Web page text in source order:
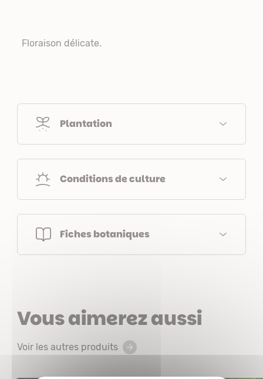
Floraison délicate.
Plantation
Conditions de culture
Fiches botaniques
Vous aimerez aussi
Voir les autres produits